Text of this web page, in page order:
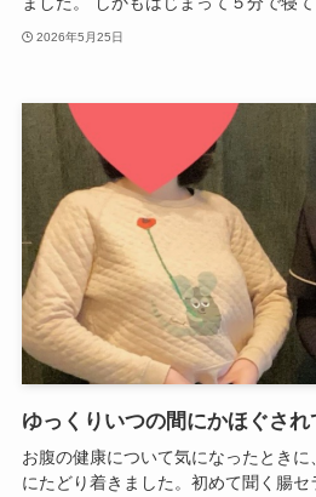
2026年5月25日
ゆっくりいつの間にかほぐさ
お腹の健康について気になったとき
にたどり着きました。初めて聞く腸